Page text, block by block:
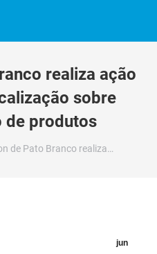
realiza ação
sobre
produtos
de Pato Branco realiza…
jun